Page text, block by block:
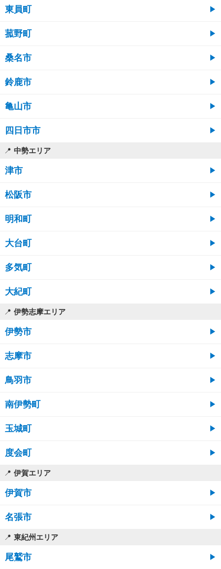
東員町
菰野町
桑名市
鈴鹿市
亀山市
四日市市
中勢エリア
津市
松阪市
明和町
大台町
多気町
大紀町
伊勢志摩エリア
伊勢市
志摩市
鳥羽市
南伊勢町
玉城町
度会町
伊賀エリア
伊賀市
名張市
東紀州エリア
尾鷲市